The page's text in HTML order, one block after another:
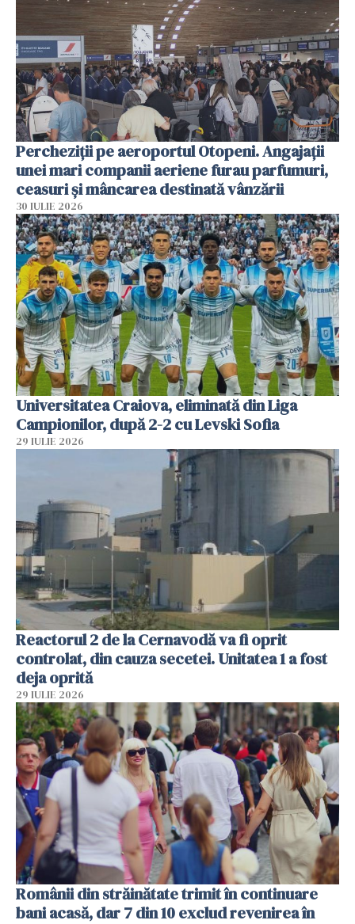
Percheziții pe aeroportul Otopeni. Angajații
unei mari companii aeriene furau parfumuri,
ceasuri și mâncarea destinată vânzării
30 IULIE 2026
Universitatea Craiova, eliminată din Liga
Campionilor, după 2-2 cu Levski Sofia
29 IULIE 2026
Reactorul 2 de la Cernavodă va fi oprit
controlat, din cauza secetei. Unitatea 1 a fost
deja oprită
29 IULIE 2026
Românii din străinătate trimit în continuare
bani acasă, dar 7 din 10 exclud revenirea în